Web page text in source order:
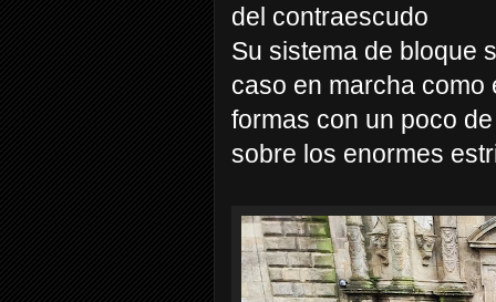
del contraescudo
Su sistema de bloque
caso en marcha como
formas con un poco
sobre los enormes